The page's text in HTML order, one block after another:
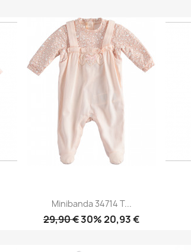
Minibanda 34714 T...
29,90 €30% 20,93 €